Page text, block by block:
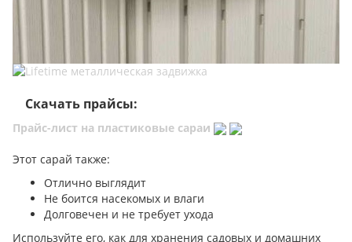
Скачать прайсы:
Прайс-лист на пластиковые сараи
Этот сарай также:
Отлично выглядит
Не боится насекомых и влаги
Долговечен и не требует ухода
Используйте его, как для хранения садовых и домашних